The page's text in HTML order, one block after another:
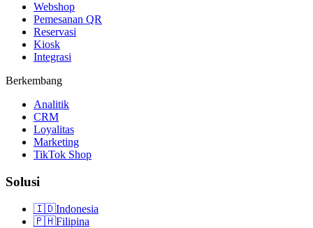
Webshop
Pemesanan QR
Reservasi
Kiosk
Integrasi
Berkembang
Analitik
CRM
Loyalitas
Marketing
TikTok Shop
Solusi
🇮🇩Indonesia
🇵🇭Filipina